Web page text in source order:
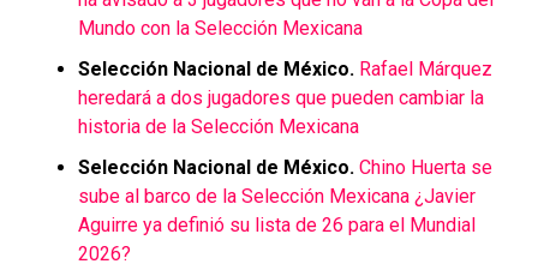
Mundo con la Selección Mexicana
Selección Nacional de México. Rafael Márquez
heredará a dos jugadores que pueden cambiar la
historia de la Selección Mexicana
Selección Nacional de México. Chino Huerta se
sube al barco de la Selección Mexicana ¿Javier
Aguirre ya definió su lista de 26 para el Mundial
2026?